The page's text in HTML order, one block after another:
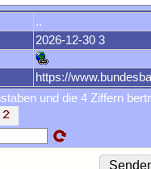
..
2026-12-30 3
https://
und die 4 Ziffern